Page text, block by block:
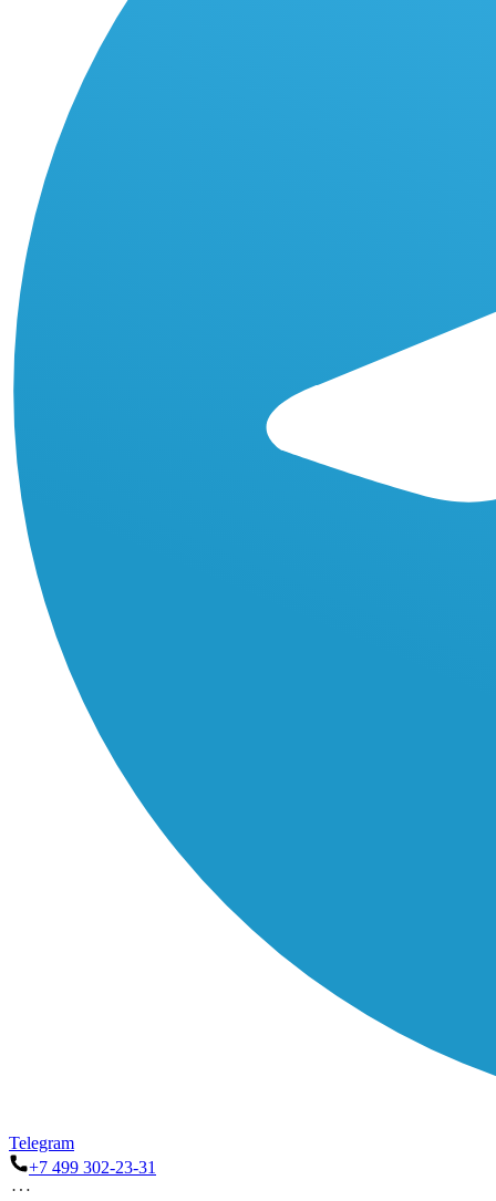
Telegram
+7 499 302-23-31